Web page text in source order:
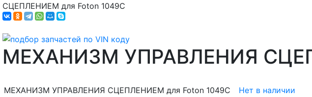
СЦЕПЛЕНИЕМ для Foton 1049C
МЕХАНИЗМ УПРАВЛЕНИЯ
МЕХАНИЗМ УПРАВЛЕНИЯ СЦЕПЛЕНИЕМ для Foton 1049C
Нет в наличии